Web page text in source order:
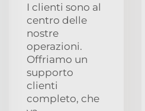
I clienti sono al
centro delle
nostre
operazioni.
Offriamo un
supporto
clienti
completo, che